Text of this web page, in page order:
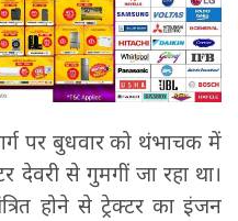
पर बुधवार को थंभाचक में
देवरी से गुमगीं जा रहा था।
होने से ट्रेक्टर का इंजन